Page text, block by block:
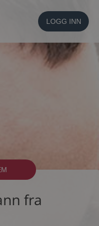
LOGG INN
fra